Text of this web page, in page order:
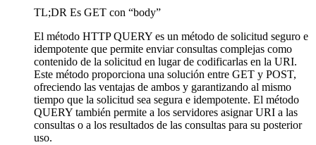
TL;DR Es GET con “body”
El método HTTP QUERY es un método de solicitud seguro e
idempotente que permite enviar consultas complejas como
contenido de la solicitud en lugar de codificarlas en la URI.
Este método proporciona una solución entre GET y POST,
ofreciendo las ventajas de ambos y garantizando al mismo
tiempo que la solicitud sea segura e idempotente. El método
QUERY también permite a los servidores asignar URI a las
consultas o a los resultados de las consultas para su posterior
uso.